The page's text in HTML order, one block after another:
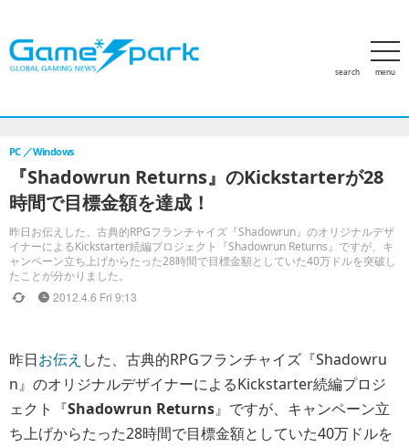
menu
search
『Shadowrun Returns』のKickstarterが28
時間で目標金額を達成！
昨日お伝えした、古典的RPGフランチャイズ『Shadowrun』のオリジナルデザ
イナーによるKickstarter続編プロジェクト『Shadowrun Returns』ですが、キ
ャンペーン立ち上げからたった28時間で目標金額としていた40万ドルを突破し
たことが分かりました。
PC Windows
2012.4.6 Fri 9:13
昨日お伝え した、古典的RPGフランチャイズ『Shadowru
n』のオリジナルデザイナーによるKickstarter続編プロジ
ェクト『Shadowrun Returns』ですが、キャンペーン立
ち上げからたった28時間で目標金額としていた40万ドルを